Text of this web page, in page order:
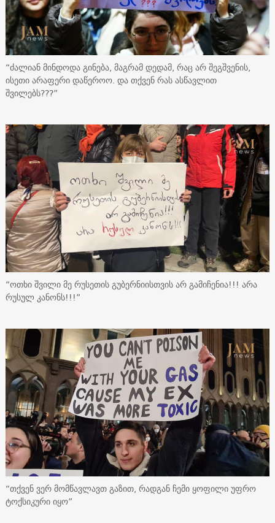
“ძალიან მინდოდა გინება, მაგრამ დედამ, რაც არ შეგშვენის,
ისეთი არაფერი დაწეროო. და თქვენ რას ასწავლით
შვილებს???”
“ოთხი შვილი მე რუსეთის გუბერნიისთვის არ გამიჩენია!!! არა
რუსულ კანონს!!!”
“თქვენ ვერ მომწავლავთ გაზით, რადგან ჩემი ყოფილი უფრო
ტოქსიკური იყო”